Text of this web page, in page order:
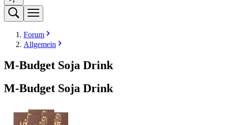
Forum
Allgemein
M-Budget Soja Drink
M-Budget Soja Drink